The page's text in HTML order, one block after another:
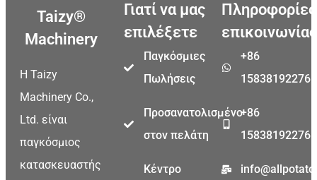
Taizy®
Machinery
Η Taizy
Machinery Co.,
Ltd. είναι
παγκόσμιος
κατασκευαστής
Γιατί να μας
επιλέξετε
Παγκόσμιες
Πωλήσεις
Προσανατολισμένο
στον πελάτη
Κέντρο
Πληροφορίες
επικοινωνίας
+86
15838192276
+86
15838192276